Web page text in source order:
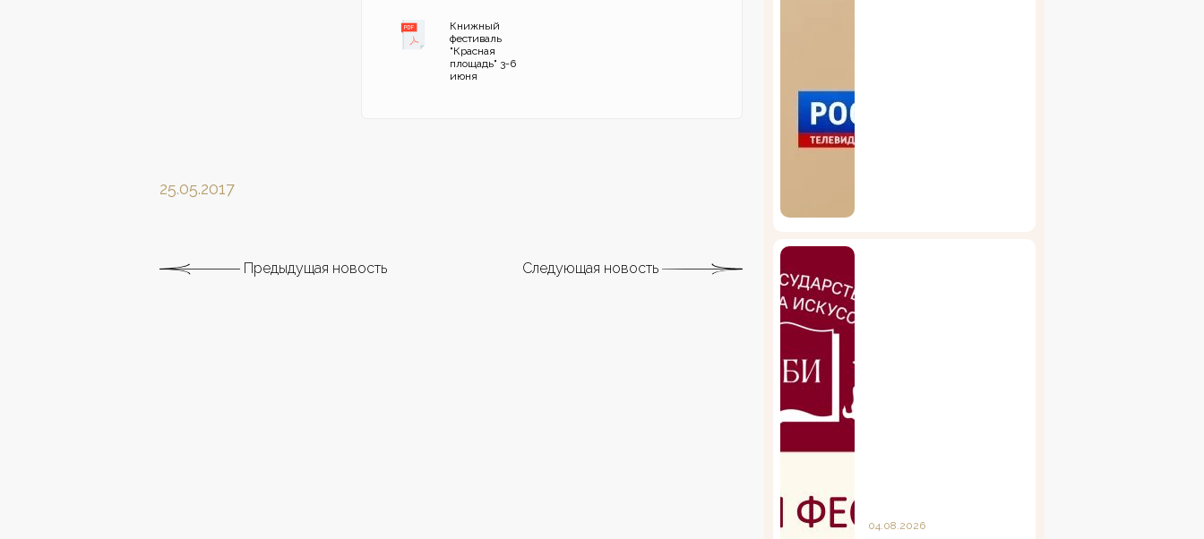
Книжный
фестиваль
"Красная
площадь" 3-6
июня
25.05.2017
Предыдущая новость Следующая новость
04.08.2026